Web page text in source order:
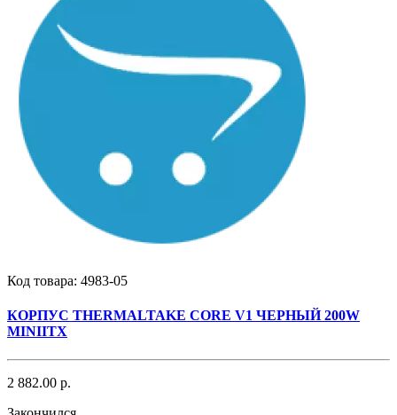
Код товара: 4983-05
КОРПУС THERMALTAKE CORE V1 ЧЕРНЫЙ 200W
MINIITX
2 882.00 р.